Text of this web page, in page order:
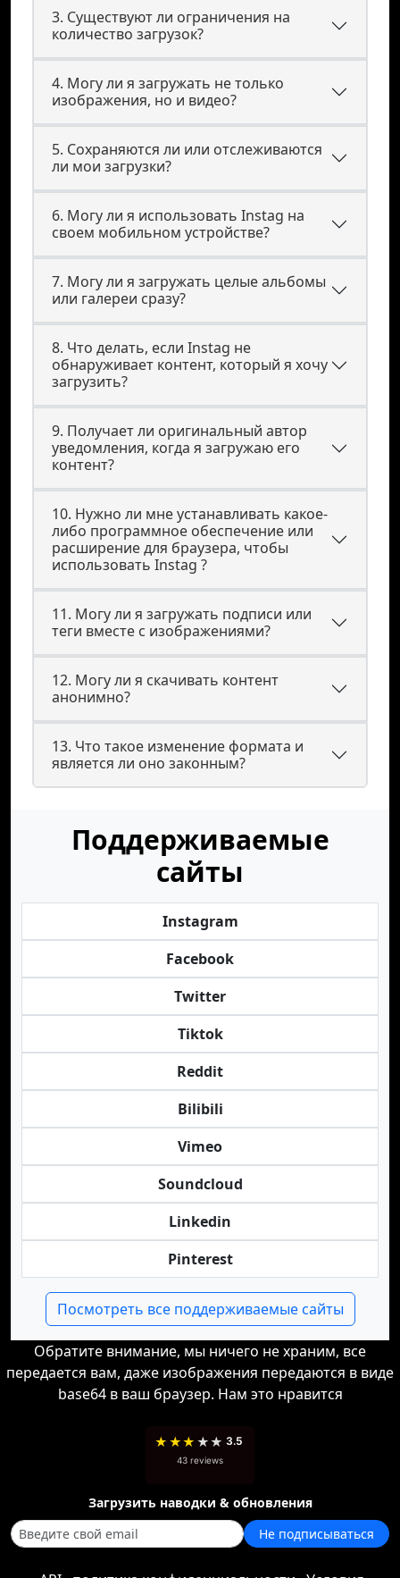
3. Существуют ли ограничения на
количество загрузок?
4. Могу ли я загружать не только
изображения, но и видео?
5. Сохраняются ли или отслеживаются
ли мои загрузки?
6. Могу ли я использовать Instag на
своем мобильном устройстве?
7. Могу ли я загружать целые альбомы
или галереи сразу?
8. Что делать, если Instag не
обнаруживает контент, который я хочу
загрузить?
9. Получает ли оригинальный автор
уведомления, когда я загружаю его
контент?
10. Нужно ли мне устанавливать какое-
либо программное обеспечение или
расширение для браузера, чтобы
использовать Instag ?
11. Могу ли я загружать подписи или
теги вместе с изображениями?
12. Могу ли я скачивать контент
анонимно?
13. Что такое изменение формата и
является ли оно законным?
Поддерживаемые
сайты
Instagram
Facebook
Twitter
Tiktok
Reddit
Bilibili
Vimeo
Soundcloud
Linkedin
Pinterest
Посмотреть все поддерживаемые сайты
Обратите внимание, мы ничего не храним, все
передается вам, даже изображения передаются в виде
base64 в ваш браузер. Нам это нравится
★ ★★ ★★ 3.5
43 reviews
Загрузить наводки & обновления
Не подписываться